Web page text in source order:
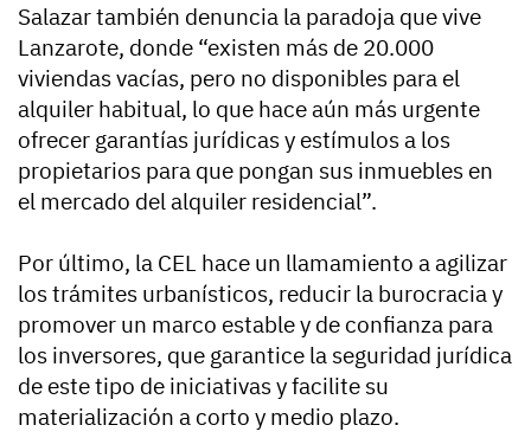
Salazar también denuncia la paradoja que vive
Lanzarote, donde “existen más de 20.000
viviendas vacías, pero no disponibles para el
alquiler habitual, lo que hace aún más urgente
ofrecer garantías jurídicas y estímulos a los
propietarios para que pongan sus inmuebles en
el mercado del alquiler residencial”.
Por último, la CEL hace un llamamiento a agilizar
los trámites urbanísticos, reducir la burocracia y
promover un marco estable y de confianza para
los inversores, que garantice la seguridad jurídica
de este tipo de iniciativas y facilite su
materialización a corto y medio plazo.